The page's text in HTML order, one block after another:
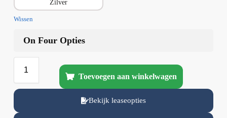
Zilver
Wissen
On Four Opties
Toevoegen aan winkelwagen
Bekijk leaseopties